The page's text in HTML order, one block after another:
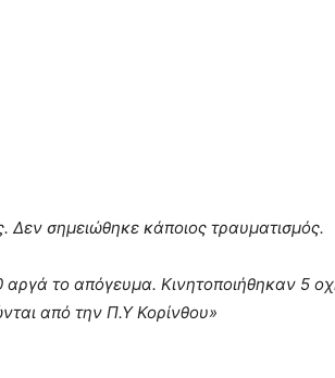
Δεν σημειώθηκε κάποιος τραυματισμός.
το απόγευμα. Κινητοποιήθηκαν 5
από την Π.Υ Κορίνθου»